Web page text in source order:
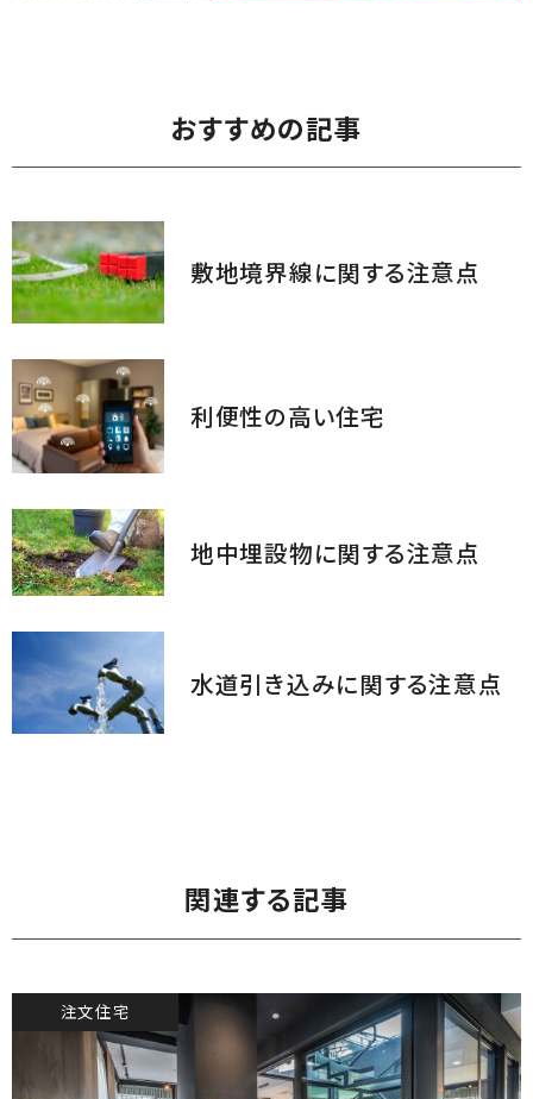
おすすめの記事
敷地境界線に関する注意点
利便性の高い住宅
地中埋設物に関する注意点
水道引き込みに関する注意点
関連する記事
注文住宅